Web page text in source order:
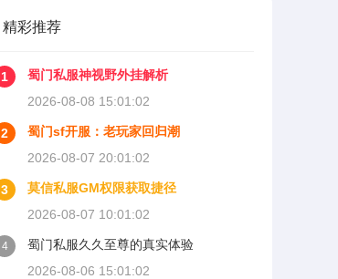
精彩推荐
1
蜀门私服神视野外挂解析
2026-08-08 15:01:02
2
蜀门sf开服：老玩家回归潮
2026-08-07 20:01:02
3
莫信私服GM权限获取捷径
2026-08-07 10:01:02
4
蜀门私服久久至尊的真实体验
2026-08-06 15:01:02